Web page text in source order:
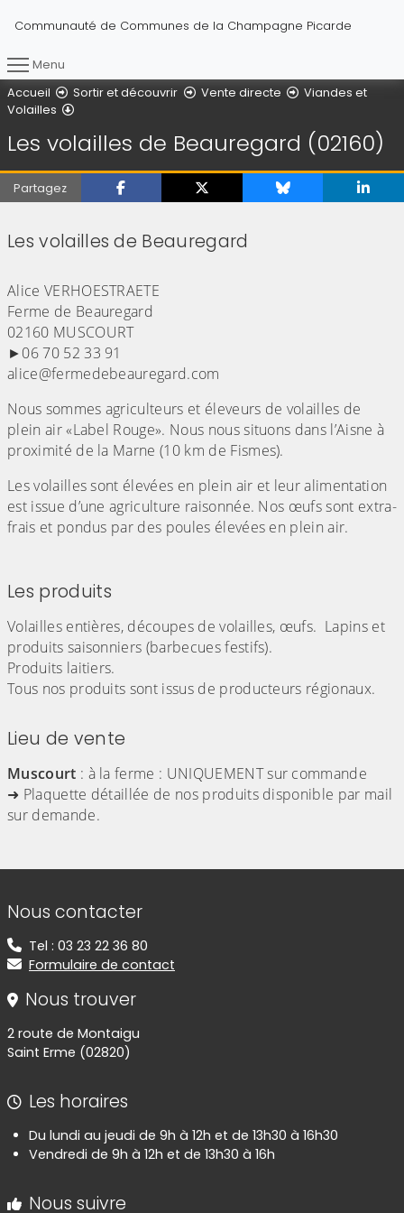
Communauté de Communes de la Champagne Picarde
Menu
Vous êtes ici :
Accueil
Sortir et découvrir Vente directe
Viandes et
Volailles
Les volailles de Beauregard (02160)
Partagez
Les volailles de Beauregard
Alice VERHOESTRAETE
Ferme de Beauregard
02160 MUSCOURT
►06 70 52 33 91
alice@fermedebeauregard.com
Nous sommes agriculteurs et éleveurs de volailles de
plein air «Label Rouge». Nous nous situons dans l’Aisne à
proximité de la Marne (10 km de Fismes).
Les volailles sont élevées en plein air et leur alimentation
est issue d’une agriculture raisonnée. Nos œufs sont extra-
frais et pondus par des poules élevées en plein air.
Les produits
Volailles entières, découpes de volailles, œufs. Lapins et
produits saisonniers (barbecues festifs).
Produits laitiers.
Tous nos produits sont issus de producteurs régionaux.
Lieu de vente
Muscourt : à la ferme : UNIQUEMENT sur commande
➜ Plaquette détaillée de nos produits disponible par mail
sur demande.
Informations de contact
Nous contacter
Tel : 03 23 22 36 80
Formulaire de contact
Nous trouver
2 route de Montaigu
Saint Erme (02820)
Les horaires
Du lundi au jeudi de 9h à 12h et de 13h30 à 16h30
Vendredi de 9h à 12h et de 13h30 à 16h
Nous suivre